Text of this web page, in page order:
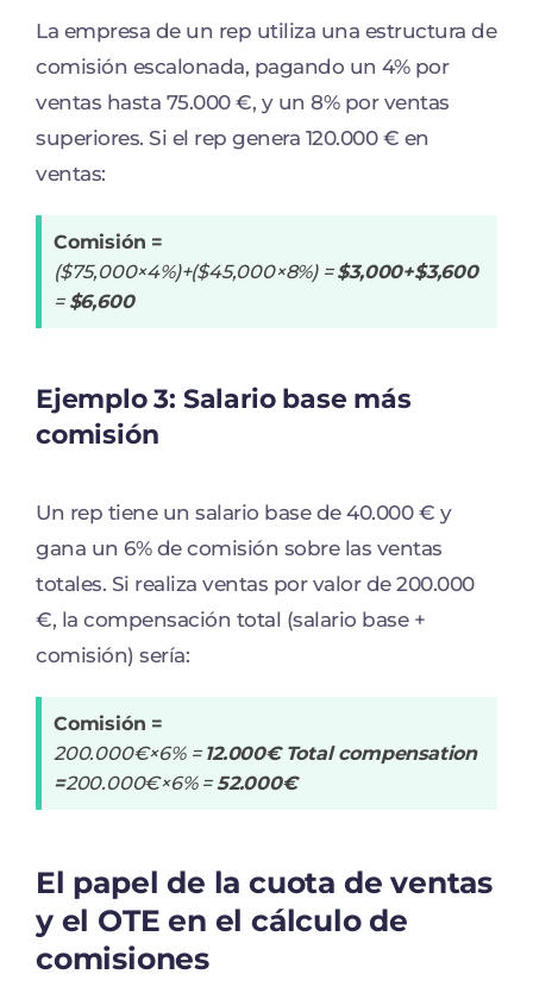
La empresa de un rep utiliza una estructura de
comisión escalonada, pagando un 4% por
ventas hasta 75.000 €, y un 8% por ventas
superiores. Si el rep genera 120.000 € en
ventas:
Comisión =
($75,000×4%)+($45,000×8%) =$3,000+$3,600
= $6,600
Ejemplo 3: Salario base más
comisión
Un rep tiene un salario base de 40.000 € y
gana un 6% de comisión sobre las ventas
totales. Si realiza ventas por valor de 200.000
€, la compensación total (salario base +
comisión) sería:
Comisión =
200.000€×6% = 12.000€ Total compensation
=200.000€×6% =52.000€
El papel de la cuota de ventas
y el OTE en el cálculo de
comisiones